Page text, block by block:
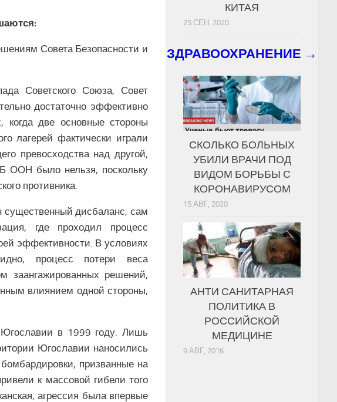
Совета Безопасности и
Советского Союза, Совет
достаточно эффективно
две основные стороны
лагерей фактически играли
превосходства над другой,
ООН было нельзя, поскольку
противника.
существенный дисбаланс, сам
где проходил процесс
эффективности. В условиях
процесс потери веса
заангажированных решений,
влиянием одной стороны,
Югославии в 1999 году. Лишь
Югославии наносились
призванные на
к массовой гибели того
агрессия была впервые
КИТАЯ
25 СЕН, 2020
ЗДРАВООХРАНЕНИЕ →
СКОЛЬКО БОЛЬНЫХ
УБИЛИ ВРАЧИ ПОД
ВИДОМ БОРЬБЫ С
КОРОНАВИРУСОМ
15 АВГ, 2020
АНТИ САНИТАРНАЯ
ПОЛИТИКА В
РОССИЙСКОЙ
МЕДИЦИНЕ
9 АВГ, 2016